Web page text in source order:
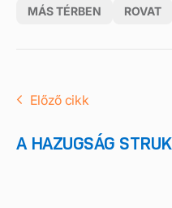
MÁS TÉRBEN ROVAT
Előző cikk
A HAZUGSÁG